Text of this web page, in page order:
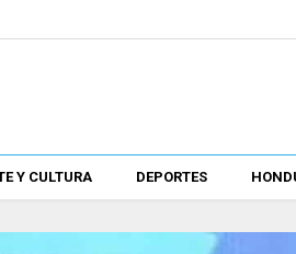
Y CULTURA DEPORTES